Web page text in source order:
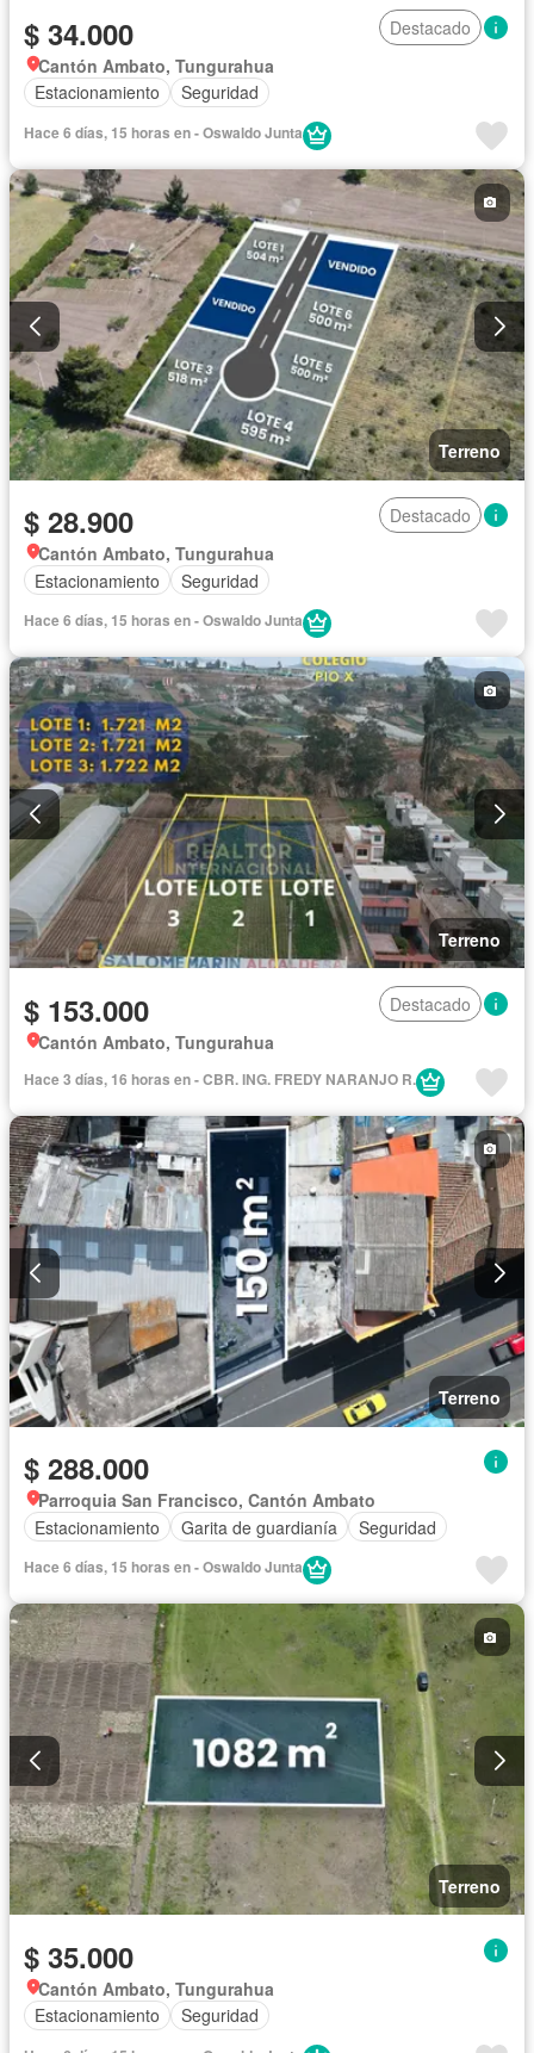
$ 34.000
Destacado
Cantón Ambato, Tungurahua
Estacionamiento
Seguridad
Hace 6 días, 15 horas en - Oswaldo Junta
Terreno
$ 28.900
Destacado
Cantón Ambato, Tungurahua
Estacionamiento
Seguridad
Hace 6 días, 15 horas en - Oswaldo Junta
Terreno
$ 153.000
Destacado
Cantón Ambato, Tungurahua
Hace 3 días, 16 horas en - CBR. ING. FREDY NARANJO R.
Terreno
$ 288.000
Parroquia San Francisco, Cantón Ambato
Estacionamiento
Garita de guardianía Seguridad
Hace 6 días, 15 horas en - Oswaldo Junta
Terreno
$ 35.000
Cantón Ambato, Tungurahua
Estacionamiento
Seguridad